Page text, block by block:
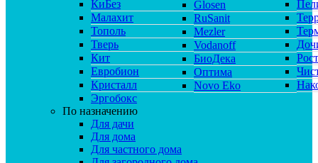
КиБез
Малахит
Тополь
Тверь
Кит
Евробион
Кристалл
Эргобокс
Glosen
RuSanit
Mezler
Vodanoff
БиоДека
Оптима
Novo Eko
По назначению
Для дачи
Для дома
Для частного дома